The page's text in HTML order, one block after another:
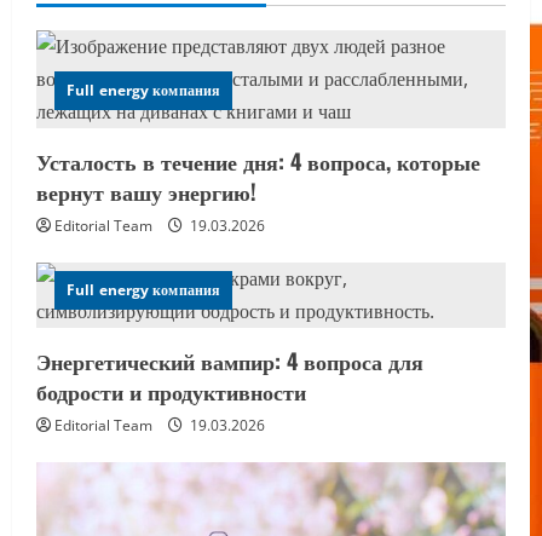
Full energy компания
Усталость в течение дня: 4 вопроса, которые
вернут вашу энергию!
Editorial Team 19.03.2026
Full energy компания
Энергетический вампир: 4 вопроса для
бодрости и продуктивности
Editorial Team 19.03.2026